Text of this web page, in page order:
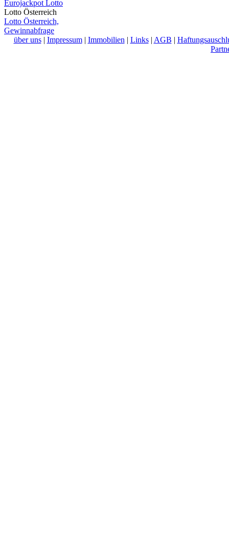
Eurojackpot Lotto
Lotto Österreich
Lotto Österreich,
Gewinnabfrage
über uns| Impressum| Immobilien | Links| AGB |